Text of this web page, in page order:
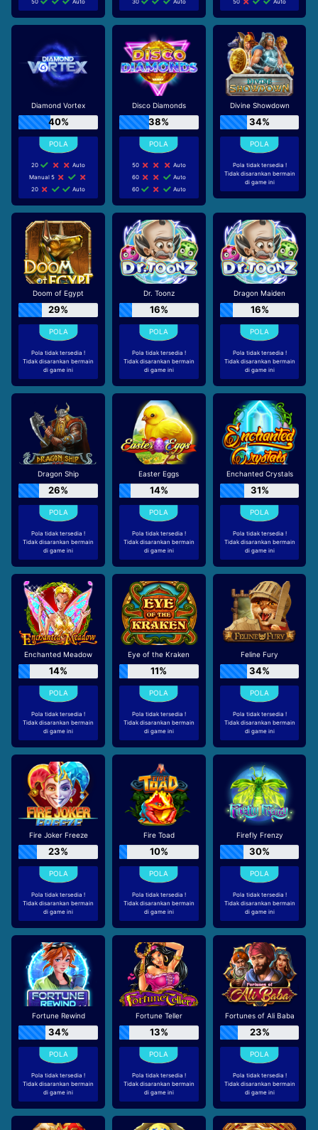
Diamond Vortex
40%
20
Auto
Manual 5
20
Auto
Disco Diamonds
38%
50
Auto
60
Auto
60
Auto
Divine Showdown
34%
Pola tidak tersedia !
Tidak disarankan bermain
di game ini
Doom of Egypt
29%
Pola tidak tersedia !
Tidak disarankan bermain
di game ini
Dr. Toonz
16%
Pola tidak tersedia !
Tidak disarankan bermain
di game ini
Dragon Maiden
16%
Pola tidak tersedia !
Tidak disarankan bermain
di game ini
Dragon Ship
26%
Pola tidak tersedia !
Tidak disarankan bermain
di game ini
Easter Eggs
14%
Pola tidak tersedia !
Tidak disarankan bermain
di game ini
Enchanted Crystals
31%
Pola tidak tersedia !
Tidak disarankan bermain
di game ini
Enchanted Meadow
14%
Pola tidak tersedia !
Tidak disarankan bermain
di game ini
Eye of the Kraken
11%
Pola tidak tersedia !
Tidak disarankan bermain
di game ini
Feline Fury
34%
Pola tidak tersedia !
Tidak disarankan bermain
di game ini
Fire Joker Freeze
23%
Pola tidak tersedia !
Tidak disarankan bermain
di game ini
Fire Toad
10%
Pola tidak tersedia !
Tidak disarankan bermain
di game ini
Firefly Frenzy
30%
Pola tidak tersedia !
Tidak disarankan bermain
di game ini
Fortune Rewind
34%
Pola tidak tersedia !
Tidak disarankan bermain
di game ini
Fortune Teller
13%
Pola tidak tersedia !
Tidak disarankan bermain
di game ini
Fortunes of Ali Baba
23%
Pola tidak tersedia !
Tidak disarankan bermain
di game ini